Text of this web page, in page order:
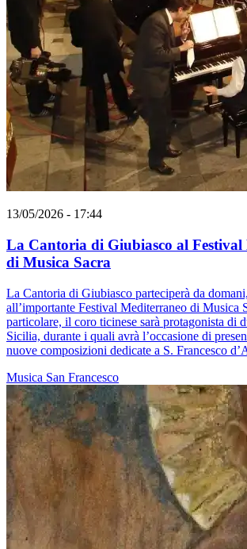
13/05/2026 - 17:44
La Cantoria di Giubiasco al Festival
di Musica Sacra
La Cantoria di Giubiasco parteciperà da
all’importante Festival Mediterraneo di Musica
particolare, il coro ticinese sarà protagonista di
Sicilia, durante i quali avrà l’occasione di
nuove composizioni dedicate a S. Francesco
Musica San Francesco